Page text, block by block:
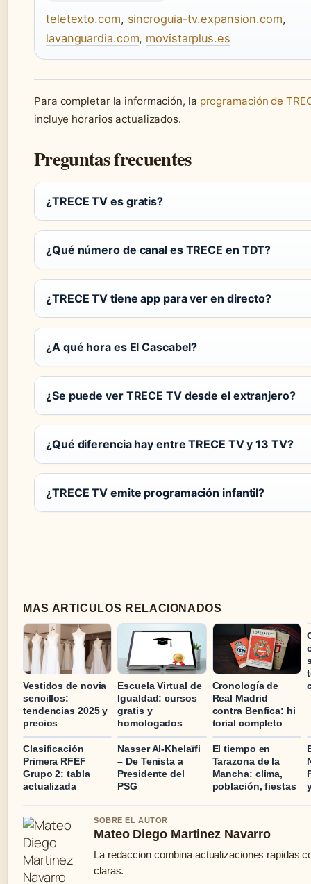
teletexto.com, sincroguia-tv.expansion.com,
lavanguardia.com, movistarplus.es
Para completar la información, la programación de
incluye horarios actualizados.
Preguntas frecuentes
¿TRECE TV es gratis?
¿Qué número de canal es TRECE en TDT?
¿TRECE TV tiene app para ver en directo?
¿A qué hora es El Cascabel?
¿Se puede ver TRECE TV desde el extranjero?
¿Qué diferencia hay entre TRECE TV y 13 TV?
¿TRECE TV emite programación infantil?
MAS ARTICULOS RELACIONADOS
Vestidos de novia
sencillos:
tendencias 2025 y
precios
Escuela Virtual de
Igualdad: cursos
gratis y
homologados
Cronología de
Real Madrid
contra Benfica: hi
torial completo
Clasificación
Primera RFEF
Grupo 2: tabla
actualizada
Nasser Al-Khelaïfi
– De Tenista a
Presidente del
PSG
El tiempo en
Tarazona de la
Mancha: clima,
población, fiestas
SOBRE EL AUTOR
Mateo Diego Martinez Navarro
La redaccion combina actualizaciones rapidas
claras.